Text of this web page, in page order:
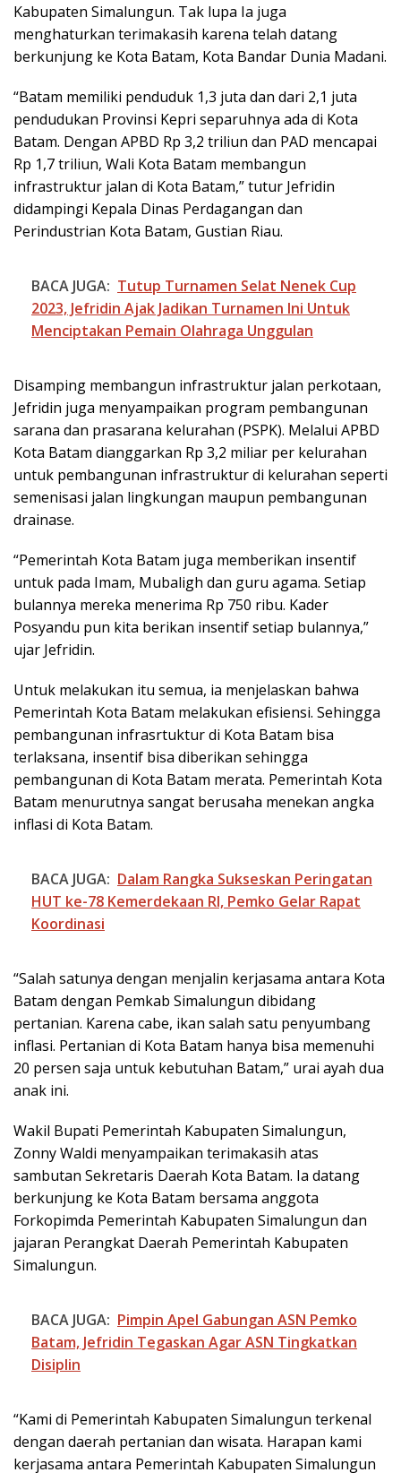
Kabupaten Simalungun. Tak lupa Ia juga
menghaturkan terimakasih karena telah datang
berkunjung ke Kota Batam, Kota Bandar Dunia Madani.
“Batam memiliki penduduk 1,3 juta dan dari 2,1 juta
pendudukan Provinsi Kepri separuhnya ada di Kota
Batam. Dengan APBD Rp 3,2 triliun dan PAD mencapai
Rp 1,7 triliun, Wali Kota Batam membangun
infrastruktur jalan di Kota Batam,” tutur Jefridin
didampingi Kepala Dinas Perdagangan dan
Perindustrian Kota Batam, Gustian Riau.
BACA JUGA: Tutup Turnamen Selat Nenek Cup
2023, Jefridin Ajak Jadikan Turnamen Ini Untuk
Menciptakan Pemain Olahraga Unggulan
Disamping membangun infrastruktur jalan perkotaan,
Jefridin juga menyampaikan program pembangunan
sarana dan prasarana kelurahan (PSPK). Melalui APBD
Kota Batam dianggarkan Rp 3,2 miliar per kelurahan
untuk pembangunan infrastruktur di kelurahan seperti
semenisasi jalan lingkungan maupun pembangunan
drainase.
“Pemerintah Kota Batam juga memberikan insentif
untuk pada Imam, Mubaligh dan guru agama. Setiap
bulannya mereka menerima Rp 750 ribu. Kader
Posyandu pun kita berikan insentif setiap bulannya,”
ujar Jefridin.
Untuk melakukan itu semua, ia menjelaskan bahwa
Pemerintah Kota Batam melakukan efisiensi. Sehingga
pembangunan infrasrtuktur di Kota Batam bisa
terlaksana, insentif bisa diberikan sehingga
pembangunan di Kota Batam merata. Pemerintah Kota
Batam menurutnya sangat berusaha menekan angka
inflasi di Kota Batam.
BACA JUGA: Dalam Rangka Sukseskan Peringatan
HUT ke-78 Kemerdekaan RI, Pemko Gelar Rapat
Koordinasi
“Salah satunya dengan menjalin kerjasama antara Kota
Batam dengan Pemkab Simalungun dibidang
pertanian. Karena cabe, ikan salah satu penyumbang
inflasi. Pertanian di Kota Batam hanya bisa memenuhi
20 persen saja untuk kebutuhan Batam,” urai ayah dua
anak ini.
Wakil Bupati Pemerintah Kabupaten Simalungun,
Zonny Waldi menyampaikan terimakasih atas
sambutan Sekretaris Daerah Kota Batam. Ia datang
berkunjung ke Kota Batam bersama anggota
Forkopimda Pemerintah Kabupaten Simalungun dan
jajaran Perangkat Daerah Pemerintah Kabupaten
Simalungun.
BACA JUGA: Pimpin Apel Gabungan ASN Pemko
Batam, Jefridin Tegaskan Agar ASN Tingkatkan
Disiplin
“Kami di Pemerintah Kabupaten Simalungun terkenal
dengan daerah pertanian dan wisata. Harapan kami
kerjasama antara Pemerintah Kabupaten Simalungun